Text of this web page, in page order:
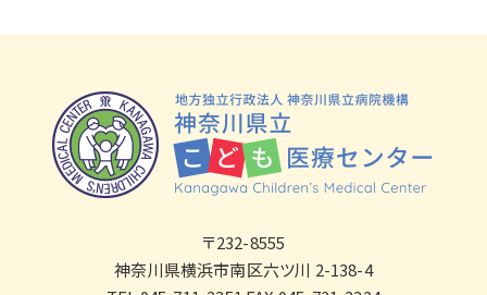
〒232-8555
神奈川県横浜市南区六ツ川 2-138-4